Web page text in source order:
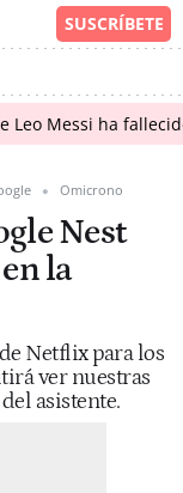
Leo Messi ha
Omicrono
Nest
la
Netflix para los
ver nuestras
asistente.